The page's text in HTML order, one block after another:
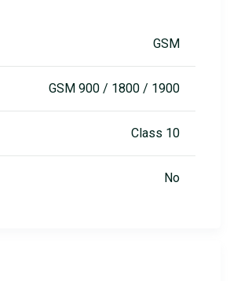
GSM
GSM 900 / 1800 / 1900
Class 10
No